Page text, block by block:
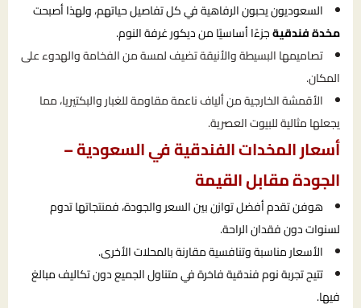
السعوديون يحبون الرفاهية في كل تفاصيل حياتهم، ولهذا أصبحت
مخدة فندقيةجزءًا أساسيًا من ديكور غرفة النوم.
تصاميمها البسيطة والأنيقة تضيف لمسة من الفخامة والهدوء على
المكان.
الأقمشة الخارجية من ألياف ناعمة مقاومة للغبار والبكتيريا، مما
يجعلها مثالية للبيوت العصرية.
أسعار المخدات الفندقية في السعودية –
الجودة مقابل القيمة
هوفن تقدم أفضل توازن بين السعر والجودة، فمنتجاتها تدوم
لسنوات دون فقدان الراحة.
الأسعار مناسبة وتنافسية مقارنة بالمحلات الأخرى.
تتيح تجربة نوم فندقية فاخرة في متناول الجميع دون تكاليف مبالغ
فيها.